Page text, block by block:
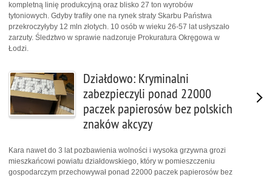
kompletną linię produkcyjną oraz blisko 27 ton wyrobów
tytoniowych. Gdyby trafiły one na rynek straty Skarbu Państwa
przekroczyłyby 12 mln złotych. 10 osób w wieku 26-57 lat usłyszało
zarzuty. Śledztwo w sprawie nadzoruje Prokuratura Okręgowa w
Łodzi.
Działdowo: Kryminalni
zabezpieczyli ponad 22000
paczek papierosów bez polskich
znaków akcyzy
Kara nawet do 3 lat pozbawienia wolności i wysoka grzywna grozi
mieszkańcowi powiatu działdowskiego, który w pomieszczeniu
gospodarczym przechowywał ponad 22000 paczek papierosów bez